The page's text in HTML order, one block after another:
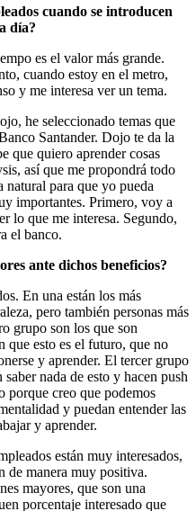
cuando se introducen
día?
es el valor más grande.
cuando estoy en el metro,
y me interesa ver un tema.
he seleccionado temas que
Santander. Dojo te da la
que quiero aprender cosas
así que me propondrá todo
natural para que yo pueda
importantes. Primero, voy a
lo que me interesa. Segundo,
el banco.
ante dichos beneficios?
En una están los más
pero también personas más
grupo son los que son
que esto es el futuro, que no
y aprender. El tercer grupo
nada de esto y hacen push
porque creo que podemos
y puedan entender las
y aprender.
están muy interesados,
de manera muy positiva.
mayores, que son una
porcentaje interesado que